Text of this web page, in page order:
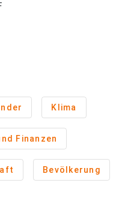
Klima
Finanzen
Bevölkerung